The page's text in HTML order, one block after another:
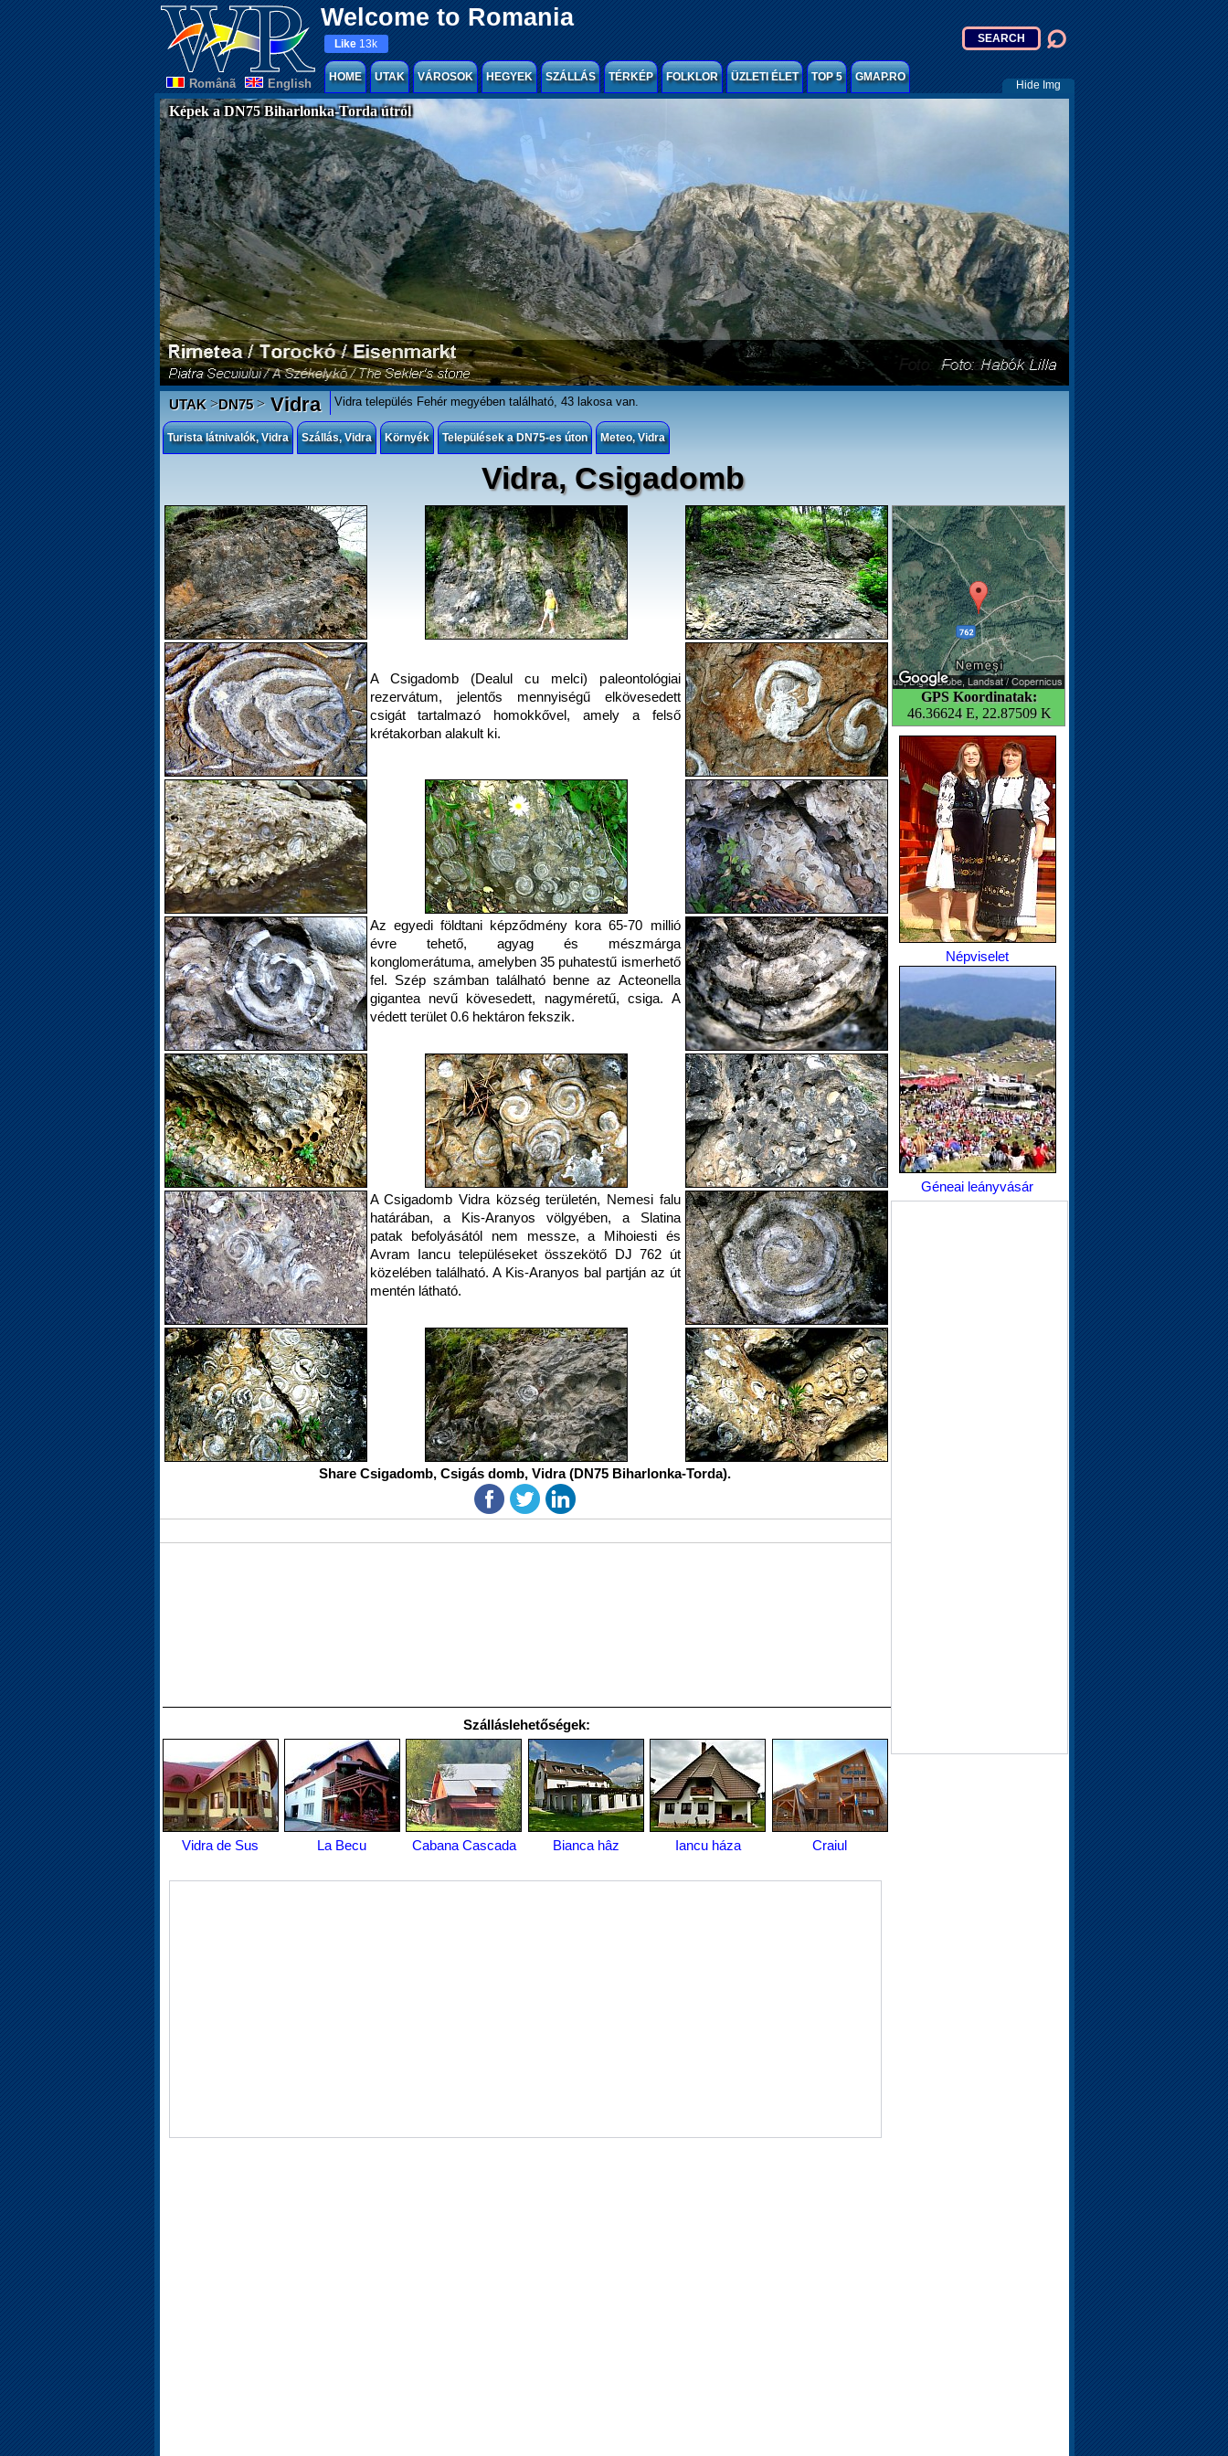
Welcome to Romania
Românã English
Like 13k
HOME UTAK VÁROSOK HEGYEK SZÁLLÁS TÉRKÉP FOLKLOR ÜZLETI ÉLET TOP 5 GMAP.RO
Hide Img
Képek a DN75 Biharlonka-Torda útról
UTAK>DN75>Vidra Vidra település Fehér megyében található, 43 lakosa van.
Turista látnivalók, Vidra Szállás, Vidra Környék Települések a DN75-es úton Meteo, Vidra
Vidra, Csigadomb
GPS Koordinatak:
46.36624 E, 22.87509 K
A Csigadomb (Dealul cu melci) paleontológiai
rezervátum, jelentős mennyiségű elkövesedett
csigát tartalmazó homokkővel, amely a felső
krétakorban alakult ki.
Az egyedi földtani képződmény kora 65-70 millió
évre tehető, agyag és mészmárga
konglomerátuma, amelyben 35 puhatestű ismerhető
fel. Szép számban található benne az Acteonella
gigantea nevű kövesedett, nagyméretű, csiga. A
védett terület 0.6 hektáron fekszik.
A Csigadomb Vidra község területén, Nemesi falu
határában, a Kis-Aranyos völgyében, a Slatina
patak befolyásától nem messze, a Mihoiesti és
Avram Iancu településeket összekötő DJ 762 út
közelében található. A Kis-Aranyos bal partján az út
mentén látható.
Népviselet
Géneai leányvásár
Share Csigadomb, Csigás domb, Vidra (DN75 Biharlonka-Torda).
Szálláslehetőségek:
Vidra de Sus La Becu Cabana Cascada Bianca hâz Iancu háza Craiul